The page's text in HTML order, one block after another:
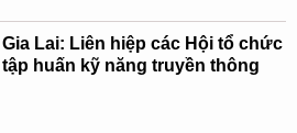
Gia Lai: Liên hiệp các Hội tổ chức
tập huấn kỹ năng truyền thông